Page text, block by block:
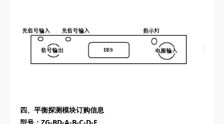
四、 平衡探测模块订购信息